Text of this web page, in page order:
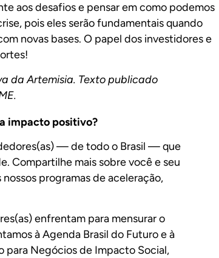
aos desafios e pensar em como podemos
pois eles serão fundamentais quando
novas bases. O papel dos investidores e
da Artemisia. Texto publicado
impacto positivo?
— de todo o Brasil — que
Compartilhe mais sobre você e seu
programas de aceleração,
enfrentam para mensurar o
à Agenda Brasil do Futuro e à
para Negócios de Impacto Social,